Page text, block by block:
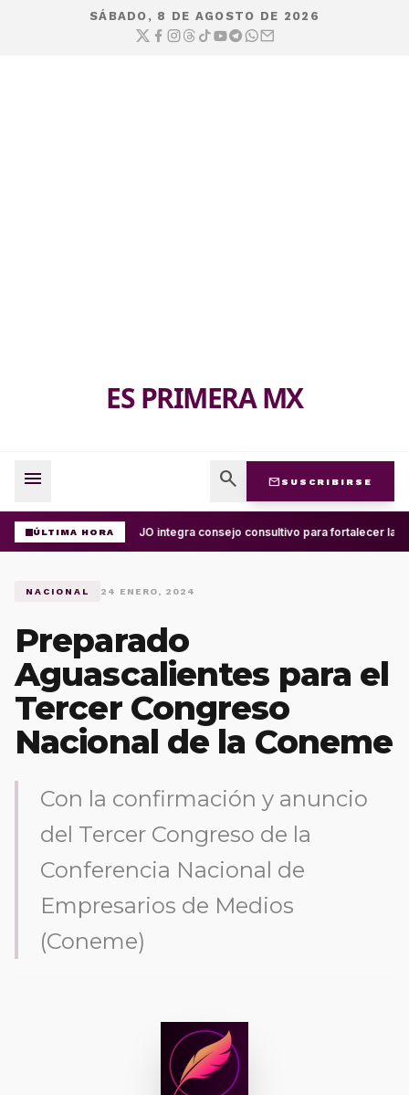
SÁBADO, 8 DE AGOSTO DE 2026
ES PRIMERA MX
menu search mail SUSCRIBIRSE
ÚLTIMA HORAUABJO integra consejo consultivo para fortalecer la
NACIONAL 24 ENERO, 2024
Preparado
Aguascalientes para el
Tercer Congreso
Nacional de la Coneme
Con la confirmación y anuncio
del Tercer Congreso de la
Conferencia Nacional de
Empresarios de Medios
(Coneme)